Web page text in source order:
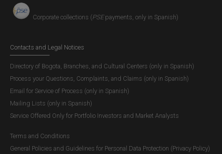
asignación de las responsabilidades para la adecuada
gestión de información cuyo objetivo es mejorar el uso,
corporativa.
Política de Seguridad Vial
En cumplimiento de las normas que buscan promover
comportamientos y conductas seguras en las vías, el
Banco de la República se encuentra comprometido en
realizar actividades que permitan la creación de
hábitos y actitudes de movilidad considerados
Corporate collections (PSEpayments, only in Spanish)
Contacts and Legal Notices
Directory of Bogota, Branches, and Cultural Centers (only in Spanish)
Process your Questions, Complaints, and Claims (only in Spanish)
Email for Service of Process (only in Spanish)
Mailing Lists (only in Spanish)
Service Offered Only for Portfolio Investors and Market Analysts
Terms and Conditions
General Policies and Guidelines for Personal Data Protection (Privacy Policy)